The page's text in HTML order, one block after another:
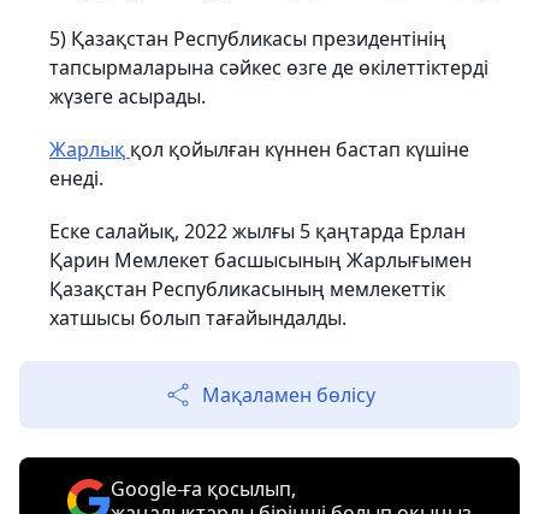
5) Қазақстан Республикасы президентінің
тапсырмаларына сәйкес өзге де өкілеттіктерді
жүзеге асырады.
Жарлық қол қойылған күннен бастап күшіне
енеді.
Еске салайық, 2022 жылғы 5 қаңтарда Ерлан
Қарин Мемлекет басшысының Жарлығымен
Қазақстан Республикасының мемлекеттік
хатшысы болып тағайындалды.
Мақаламен бөлісу
Google-ға қосылып,